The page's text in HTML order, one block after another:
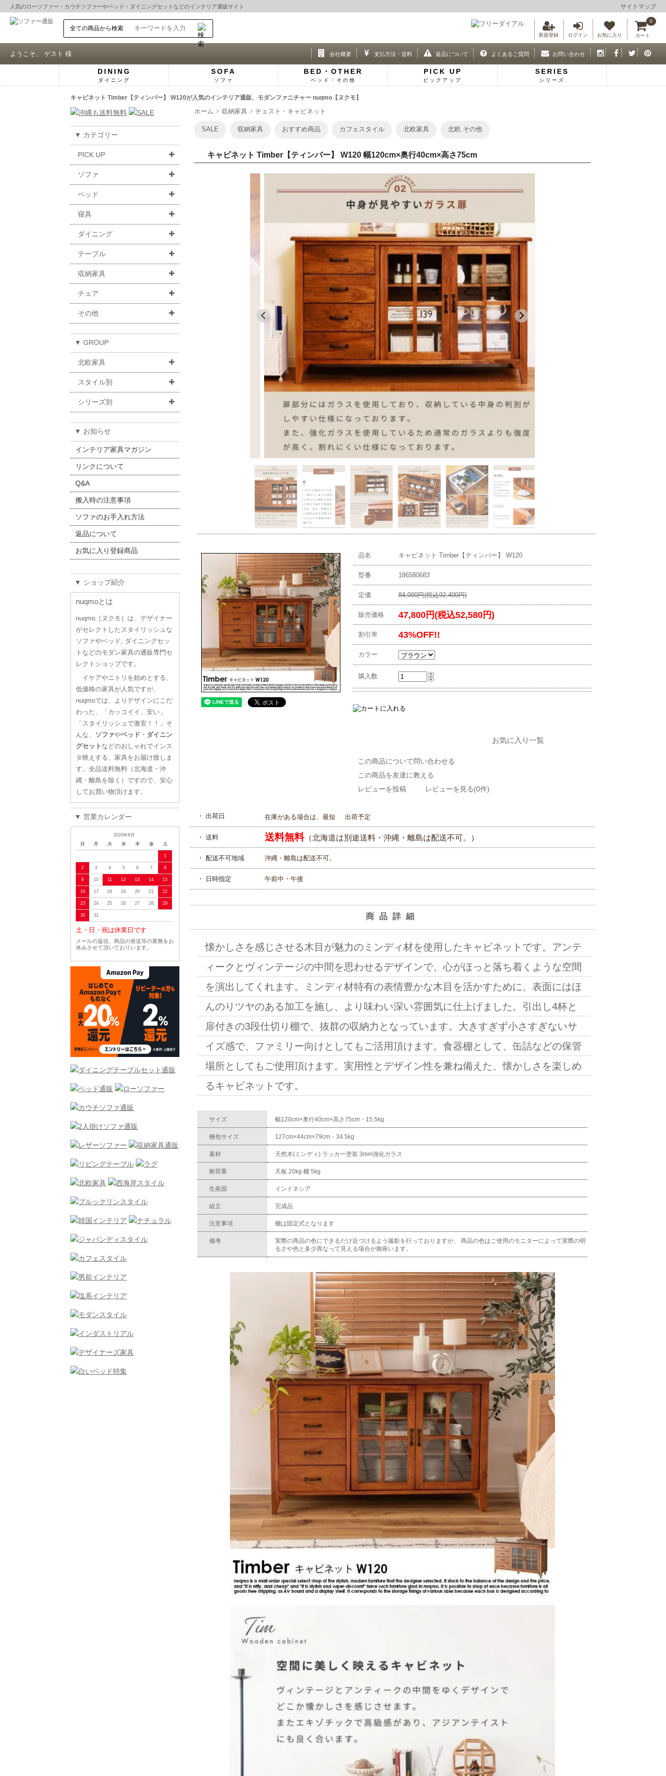
人気のローソファー ・ カウチソファーやベッド ・ ダイニングセット などのインテリア通販サイト サイトマップ
新規登録 ログイン お気に入り カート
0
ようこそ、 ゲスト 様 会社概要 支払方法・送料 返品について よくあるご質問 お問い合わせ
DINING
ダイニング
SOFA
ソファ
BED・OTHER
ベッド・その他
PICK UP
ピックアップ
SERIES
シリーズ
キャビネット Timber【ティンバー】 W120が人気のインテリア通販、モダンファニチャー nuqmo【ヌクモ】
▼ カテゴリー
PICK UP
ソファ
ベッド
寝具
ダイニング
テーブル
収納家具
チェア
その他
▼ GROUP
北欧家具
スタイル別
シリーズ別
▼ お知らせ
インテリア家具マガジン
リンクについて
Q&A
搬入時の注意事項
ソファのお手入れ方法
返品について
お気に入り登録商品
▼ ショップ紹介
nuqmoとは
nuqmo［ヌクモ］は、デザイナー
がセレクトしたスタイリッシュな
ソファやベッド, ダイニングセッ
トなどのモダン家具の通販専門セ
レクトショップです。
イケアやニトリを始めとする、
低価格の家具が人気ですが、
nuqmoでは、よりデザインにこだ
わった、「カッコイイ、安い」
「スタイリッシュで激安！！」そ
んな、 ソファやベッド ・ ダイニン
グセット などのおしゃれでインス
タ映えする、家具をお届け致しま
す。全品送料無料（北海道・沖
縄・離島を除く）ですので、安心
してお買い物頂けます。
▼ 営業カレンダー
2026年8月
日
月 火 水 木 金 土
1
2 3 4 5 6 7 8
9 10 11 12 13 14 15
16 17 18 19 20 21 22
23 24 25 26 27 28 29
30 31
土・日・祝は休業日です
メールの返信、商品の発送等の業務をお
休みさせて頂いておりいます。
ホーム 収納家具 チェスト・キャビネット
SALE 収納家具 おすすめ商品 カフェスタイル 北欧家具 北欧.その他
キャビネット Timber【ティンバー】 W120 幅120cm×奥行40cm×高さ75cm
品名 キャビネット Timber【ティンバー】 W120
型番 186580683
定価 84,000円(税込92,400円)
販売価格 47,800円(税込52,580円)
割引率 43%OFF!!
カラー
購入数
お気に入り一覧
この商品について問い合わせる
この商品を友達に教える
レビューを投稿
レビューを見る(0件)
・ 出荷日 在庫がある場合は、最短 出荷予定
・ 送料 送料無料（北海道は別途送料・沖縄・離島は配送不可。）
・ 配送不可地域 沖縄・離島は配送不可。
・ 日時指定 午前中・午後
商品詳細
懐かしさを感じさせる木目が魅力のミンディ材を使用したキャビネットです。アンテ
ィークとヴィンテージの中間を思わせるデザインで、心がほっと落ち着くような空間
を演出してくれます。ミンディ材特有の表情豊かな木目を活かすために、表面にはほ
んのりツヤのある加工を施し、より味わい深い雰囲気に仕上げました。引出し4杯と
扉付きの3段仕切り棚で、抜群の収納力となっています。大きすぎず小さすぎないサ
イズ感で、ファミリー向けとしてもご活用頂けます。食器棚として、缶詰などの保管
場所としてもご使用頂けます。実用性とデザイン性を兼ね備えた、懐かしさを楽しめ
るキャビネットです。
サイズ 幅120cm×奥行40cm×高さ75cm・15.5kg
梱包サイズ 127cm×44cm×79cm・34.5kg
素材 天然木(ミンディ) ラッカー塗装 3mm強化ガラス
耐荷重 天板 20kg 棚 5kg
生産国 インドネシア
組立 完成品
注意事項 棚は固定式となります
備考
実際の商品の色にできるだけ近づけるよう撮影を行っておりますが、 商品の色はご使用のモニターによって実際の明
るさや色と多少異なって見える場合が御座います。